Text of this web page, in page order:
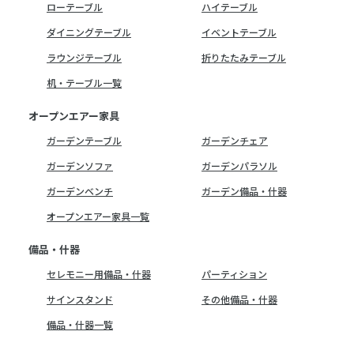
ローテーブル
ハイテーブル
ダイニングテーブル
イベントテーブル
ラウンジテーブル
折りたたみテーブル
机・テーブル一覧
オープンエアー家具
ガーデンテーブル
ガーデンチェア
ガーデンソファ
ガーデンパラソル
ガーデンベンチ
ガーデン備品・什器
オープンエアー家具一覧
備品・什器
セレモニー用備品・什器
パーティション
サインスタンド
その他備品・什器
備品・什器一覧